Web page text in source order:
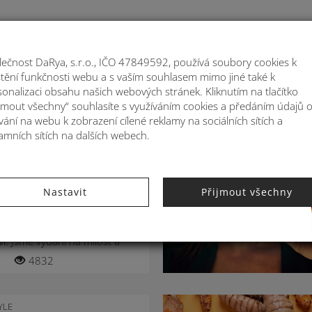
MÓDNÍ DOPLŇKY BYTOVÉ
budete v
Slunce
blíží, ale vysoké teploty
týdny. Horko může dát
zabrat a může se podepsat
Jsme vydáni na milost a
4832
DaRya, s.r.o., IČO 47849592, používá soubory cookies k
funkčnosti webu a s vaším souhlasem mimo jiné také k
obsahu našich webových stránek. Kliknutím na tlačítko
všechny“ souhlasíte s využíváním cookies a předáním údajů o
na webu k zobrazení cílené reklamy na sociálních sítích a
sítích na dalších webech.
Nastavit Přijmout všechny